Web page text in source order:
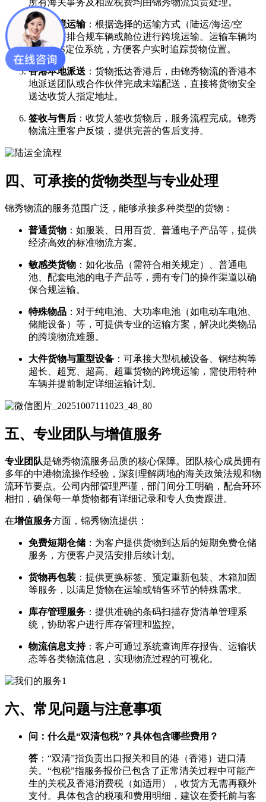
所有海关事务及相应税费均由锦秀物流负责处理。
中港跨境运输​：根据选择的运输方式（陆运/海运/空
运），安排合规车辆或舱位进行跨境运输。运输车辆均
配备GPS定位系统，方便客户实时追踪货物位置。
香港本地派送 ​：货物抵达香港后，由锦秀物流的香港本
地派送团队或合作伙伴完成末端配送，直接将货物安全
送达收货人指定地址。
签收与售后 ​：收货人签收货物后，服务流程完成。锦秀
物流注重客户反馈，提供完善的售后支持。
四、可承接的货物类型与专业处理
锦秀物流的服务范围广泛，能够承接多种类型的货物：
普通货物 ​：如服装、日用百货、普通电子产品等，提供
经济高效的标准物流方案。
敏感类货物 ​：如化妆品（需符合相关规定）、普通电
池、配套电池的电子产品等，拥有专门的操作渠道以确
保合规运输。
特殊物品 ​：对于纯电池、大功率电池（如电动车电池、
储能设备）等，可提供专业的运输方案，解决此类物品
的跨境物流难题。
大件货物与重型设备 ​：可承接大型机械设备、钢结构等
超长、超宽、超高、超重货物的跨境运输，需使用特种
车辆并提前制定详细运输计划。
五、专业团队与增值服务
专业团队是锦秀物流服务品质的核心保障。团队核心成员拥有
多年的中港物流操作经验，深刻理解两地的海关政策法规和物
流环节要点。公司内部管理严谨，部门间分工明确，配合环环
相扣，确保每一单货物都有详细记录和专人负责跟进。
在增值服务方面，锦秀物流提供：
免费短期仓储 ​：为客户提供货物到达后的短期免费仓储
服务，方便客户灵活安排后续计划。
货物再包装 ​：提供更换标签、预定重新包装、木箱加固
等服务，以满足货物在运输或销售环节的特殊需求。
库存管理服务 ​：提供准确的条码扫描存货清单管理系
统，协助客户进行库存管理和监控。
物流信息支持​：客户可通过系统查询库存报告、运输状
态等各类物流信息，实现物流过程的可视化。
六、常见问题与注意事项
问：什么是“双清包税”？具体包含哪些费用？​
答 ​：“双清”指负责出口报关和目的港（香港）进口清
关。“包税”指服务报价已包含了正常清关过程中可能产
生的关税及香港消费税（如适用），收货方无需再额外
支付。具体包含的税项和费用明细，建议在委托前与客